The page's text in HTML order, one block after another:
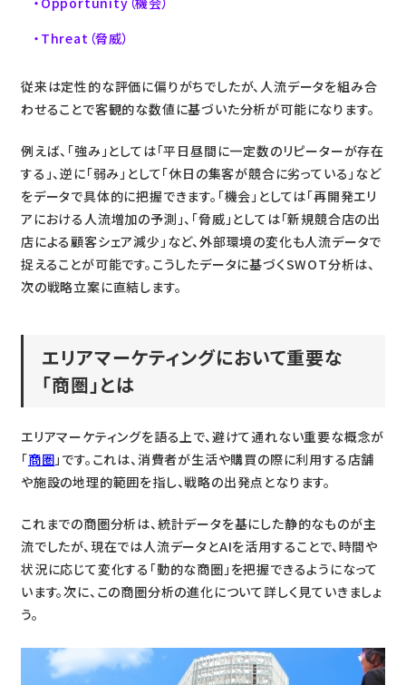
Threat（脅威）
従来は定性的な評価に偏りがちでしたが、人流データを組み合
わせることで客観的な数値に基づいた分析が可能になります。
例えば、「強み」としては「平日昼間に一定数のリピーターが存在
する」、逆に「弱み」として「休日の集客が競合に劣っている」など
をデータで具体的に把握できます。「機会」としては「再開発エリ
アにおける人流増加の予測」、「脅威」としては「新規競合店の出
店による顧客シェア減少」など、外部環境の変化も人流データで
捉えることが可能です。こうしたデータに基づくSWOT分析は、
次の戦略立案に直結します。
エリアマーケティングにおいて重要な
「商圏」とは
エリアマーケティングを語る上で、避けて通れない重要な概念が
「商圏」です。これは、消費者が生活や購買の際に利用する店舗
や施設の地理的範囲を指し、戦略の出発点となります。
これまでの商圏分析は、統計データを基にした静的なものが主
流でしたが、現在では人流データとAIを活用することで、時間や
状況に応じて変化する「動的な商圏」を把握できるようになって
います。次に、この商圏分析の進化について詳しく見ていきましょ
う。